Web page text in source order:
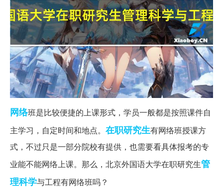
网络班是比较便捷的上课形式，学员一般都是按照课件自
主学习，自定时间和地点。 在职研究生有网络班授课方
式，不过只是一部分院校有提供，也需要看具体报考的专
业能不能网络上课。那么，北京外国语大学在职研究生管
理科学与工程有网络班吗？